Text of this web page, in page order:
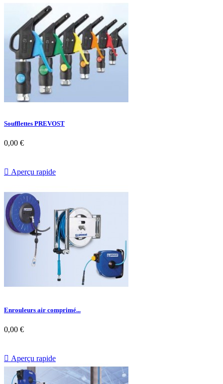
Soufflettes PREVOST
0,00 €
 Aperçu rapide
Enrouleurs air comprimé...
0,00 €
 Aperçu rapide